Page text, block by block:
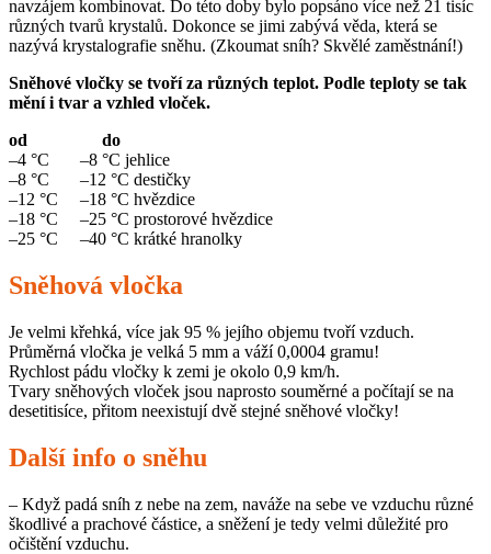
navzájem kombinovat. Do této doby bylo popsáno více než 21 tisíc
různých tvarů krystalů. Dokonce se jimi zabývá věda, která se
nazývá krystalografie sněhu. (Zkoumat sníh? Skvělé zaměstnání!)
Sněhové vločky se tvoří za různých teplot. Podle teploty se tak
mění i tvar a vzhled vloček.
od do
–4 °C –8 °C jehlice
–8 °C –12 °C destičky
–12 °C –18 °C hvězdice
–18 °C –25 °C prostorové hvězdice
–25 °C –40 °C krátké hranolky
Sněhová vločka
Je velmi křehká, více jak 95 % jejího objemu tvoří vzduch.
Průměrná vločka je velká 5 mm a váží 0,0004 gramu!
Rychlost pádu vločky k zemi je okolo 0,9 km/h.
Tvary sněhových vloček jsou naprosto souměrné a počítají se na
desetitisíce, přitom neexistují dvě stejné sněhové vločky!
Další info o sněhu
– Když padá sníh z nebe na zem, naváže na sebe ve vzduchu různé
škodlivé a prachové částice, a sněžení je tedy velmi důležité pro
očištění vzduchu.